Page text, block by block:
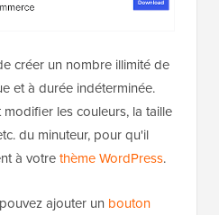
créer un nombre illimité de
et à durée indéterminée.
les couleurs, la taille
du minuteur, pour qu'il
à votrethème WordPress.
ajouter un bouton